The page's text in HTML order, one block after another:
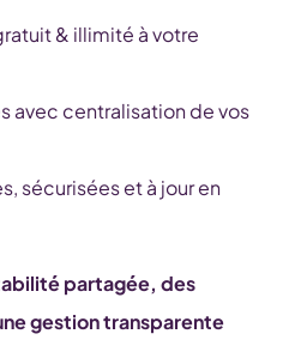
& illimité à votre
avec centralisation de vos
sécurisées et à jour en
partagée, des
gestion transparente